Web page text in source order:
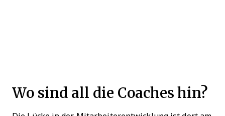
Wo sind all die Coaches hin?